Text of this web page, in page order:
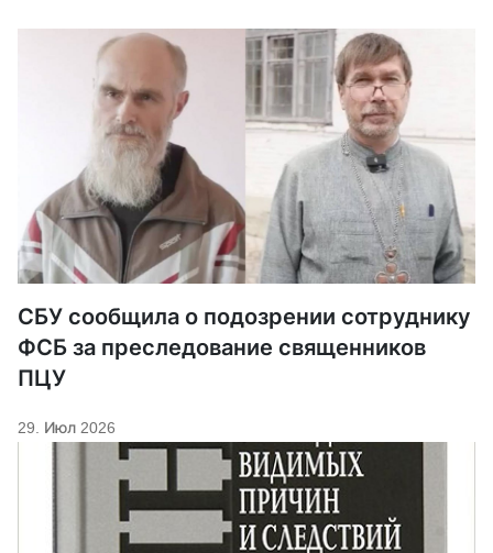
СБУ сообщила о подозрении сотруднику
ФСБ за преследование священников
ПЦУ
29. Июл 2026